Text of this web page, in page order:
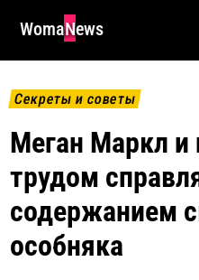
WomaNews
Секреты и советы
Меган Маркл и
трудом
содержанием
особняка